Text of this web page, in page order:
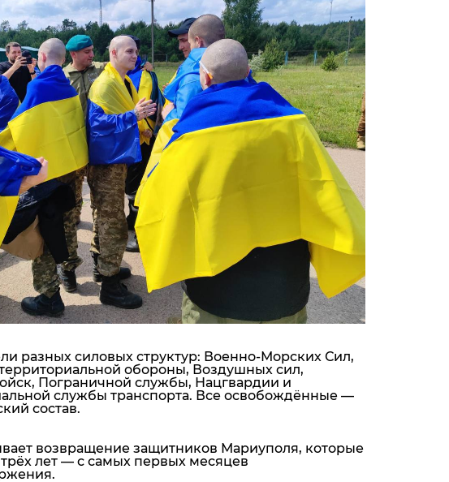
разных силовых структур: Военно-Морских Сил,
обороны, Воздушных сил,
Пограничной службы, Нацгвардии и
службы транспорта. Все освобождённые —
состав.
возвращение защитников Мариуполя, которые
лет — с самых первых месяцев